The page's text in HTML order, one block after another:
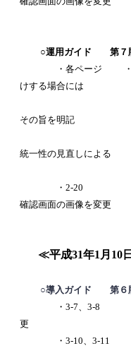
○運用ガイド 第７
・各ページ ・明細
けする場合には
その旨
統一性の見直しによる
・2-20 利用者
確認画面の画像を変更
≪平成31年1月10
○導入ガイド 第６
・3-7、3-8 利用
更
・3-10、3-11 組織